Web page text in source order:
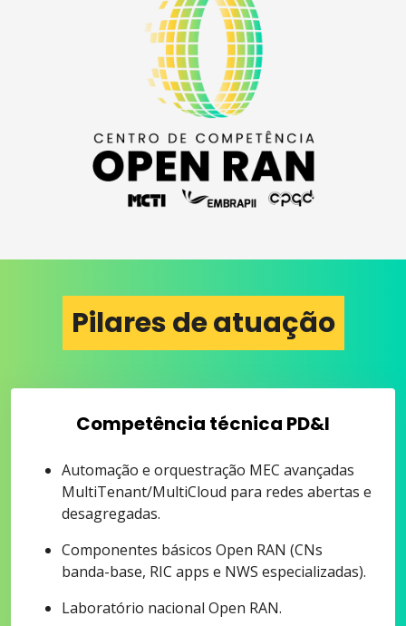
Pilares de atuação
Competência técnica PD&I
Automação e orquestração MEC avançadas
MultiTenant/MultiCloud para redes abertas e
desagregadas.
Componentes básicos Open RAN (CNs
banda-base, RIC apps e NWS especializadas).
Laboratório nacional Open RAN.